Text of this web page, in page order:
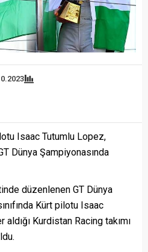
Isaac Tutumlu Lopez,
Dünya Şampiyonasında
düzenlenen GT Dünya
Kürt pilotu Isaac
Kurdistan Racing takımı